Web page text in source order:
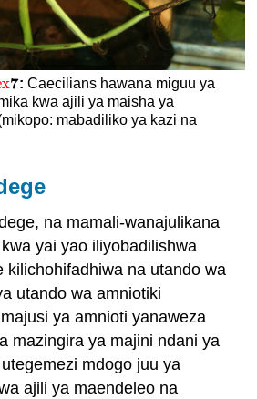
7
7: Caecilians hawana miguu ya
kwa ajili ya maisha ya
mabadiliko ya kazi na
na mamali-wanajulikana
yai yao iliyobadilishwa
kilichohifadhiwa na utando wa
utando wa amniotiki
ya amnioti yanaweza
mazingira ya majini ndani ya
mdogo juu ya
ajili ya maendeleo na